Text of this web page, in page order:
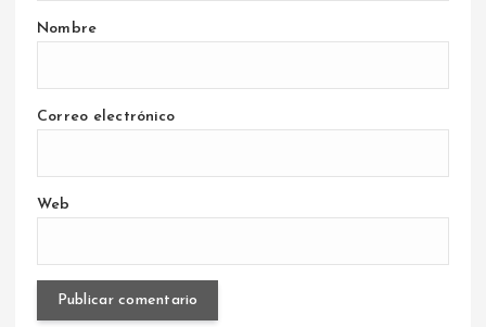
Nombre
Correo electrónico
Web